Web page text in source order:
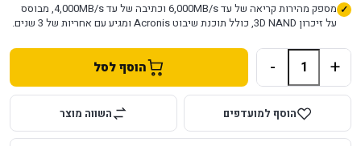
מספק מהירות קריאה של עד 6,000MB/s וכתיבה של עד 4,000MB/s, מבוסס
על זיכרון 3D NAND, כולל תוכנת שיבוט Acronis ומגיע עם אחריות של 3 שנים.
+
- הוסף לסל
הוסף למועדפים השווה מוצר